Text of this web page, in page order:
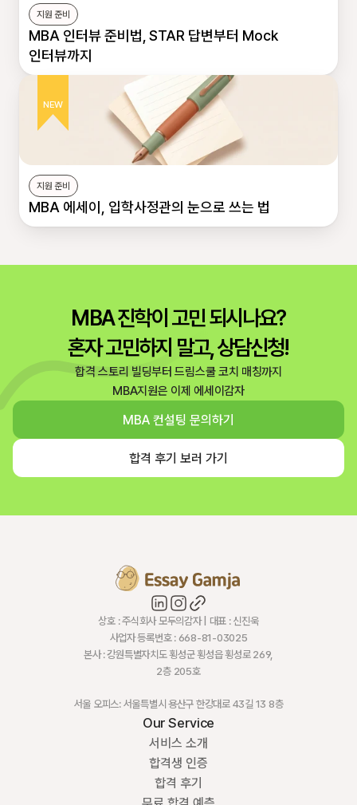
지원 준비
MBA 인터뷰 준비법, STAR 답변부터 Mock
인터뷰까지
NEW
지원 준비
MBA 에세이, 입학사정관의 눈으로 쓰는 법
MBA 진학이 고민 되시나요?
혼자 고민하지 말고, 상담신청!
합격 스토리 빌딩부터 드림스쿨 코치 매칭까지
MBA지원은 이제 에세이감자
MBA 컨설팅 문의하기
합격 후기 보러 가기
상호 : 주식회사 모두의감자 | 대표 : 신진욱
사업자 등록번호 : 668-81-03025
본사 : 강원특별자치도 횡성군 횡성읍 횡성로 269,
2층 205호
서울 오피스: 서울특별시 용산구 한강대로 43길 13 8층
Our Service
서비스 소개
합격생 인증
합격 후기